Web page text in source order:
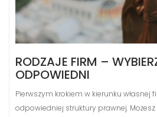
RODZAJE FIRM –
ODPOWIEDNI
Pierwszym krokiem w kierunku własnej
odpowiedniej struktury prawnej.